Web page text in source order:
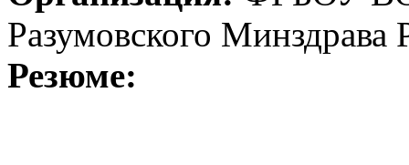
Разумовского Минздрава
Резюме: